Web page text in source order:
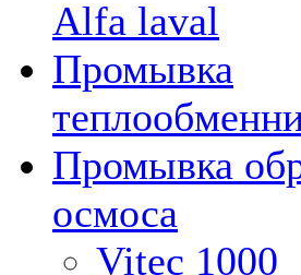
Alfa laval
Промывка
Промывка
осмоса
Vitec 1000